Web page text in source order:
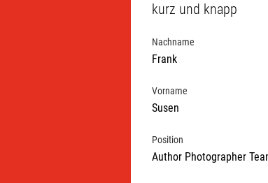
kurz und knapp
Nachname
Frank
Vorname
Susen
Position
Author Photographer